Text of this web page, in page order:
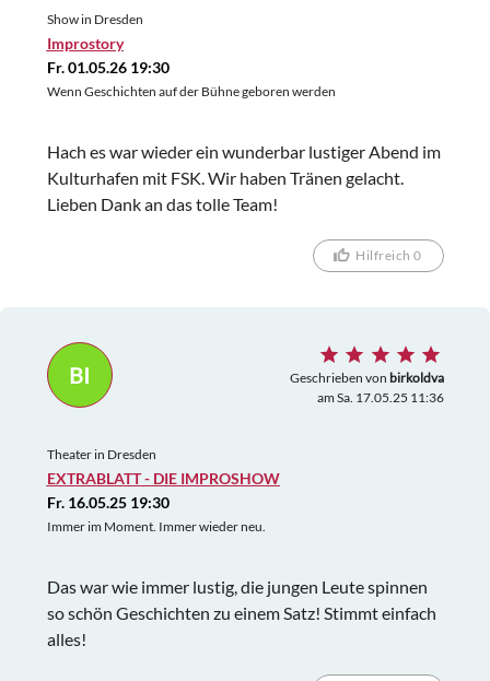
Show in Dresden
Improstory
Fr. 01.05.26 19:30
Wenn Geschichten auf der Bühne geboren werden
Hach es war wieder ein wunderbar lustiger Abend im
Kulturhafen mit FSK. Wir haben Tränen gelacht.
Lieben Dank an das tolle Team!
Hilfreich 0
BI Geschrieben von birkoldva
am Sa. 17.05.25 11:36
Theater in Dresden
EXTRABLATT - DIE IMPROSHOW
Fr. 16.05.25 19:30
Immer im Moment. Immer wieder neu.
Das war wie immer lustig, die jungen Leute spinnen
so schön Geschichten zu einem Satz! Stimmt einfach
alles!